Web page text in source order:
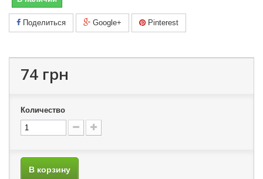
Поделиться Google+ Pinterest
74 грн
Количество
В корзину